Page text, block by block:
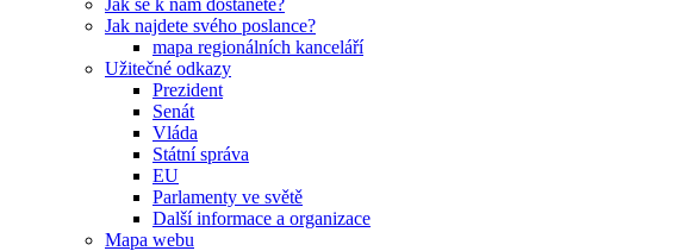
Jak najdete svého poslance?
mapa regionálních kanceláří
Užitečné odkazy
Prezident
Senát
Vláda
Státní správa
EU
Parlamenty ve světě
Další informace a organizace
Mapa webu